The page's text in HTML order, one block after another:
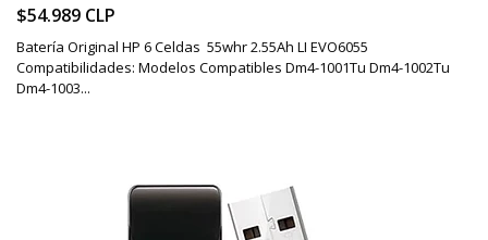
$54.989 CLP
Batería Original HP 6 Celdas 55whr 2.55Ah LI EVO6055
Compatibilidades: Modelos Compatibles Dm4-1001Tu Dm4-1002Tu
Dm4-1003...